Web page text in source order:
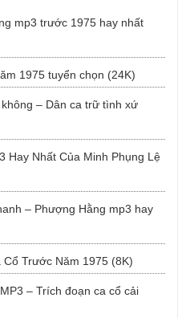
mp3 trước 1975 hay nhất
1975 tuyển chọn (24K)
– Dân ca trữ tình xứ
Hay Nhất Của Minh Phụng Lệ
– Phượng Hằng mp3 hay
Trước Năm 1975 (8K)
– Trích đoạn ca cổ cải